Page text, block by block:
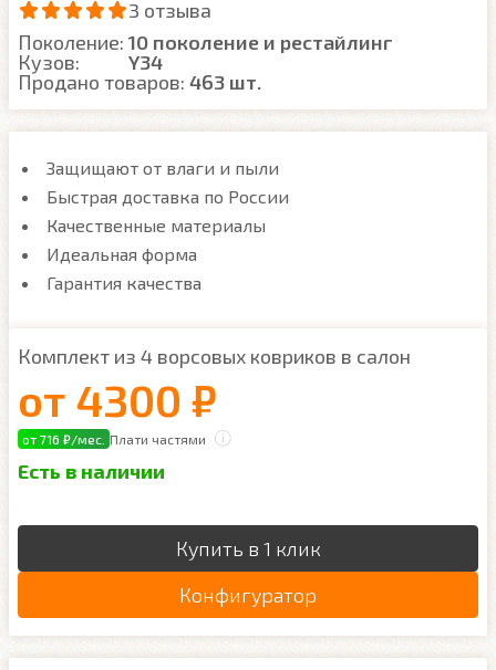
3 отзыва
Поколение: 10 поколение и рестайлинг
Кузов:
Y34
Продано товаров: 463 шт.
Защищают от влаги и пыли
Быстрая доставка по России
Качественные материалы
Идеальная форма
Гарантия качества
Комплект из 4 ворсовых ковриков в салон
от 4300 ₽
от 716 ₽/мес. Плати частями
Есть в наличии
Купить в 1 клик
Конфигуратор